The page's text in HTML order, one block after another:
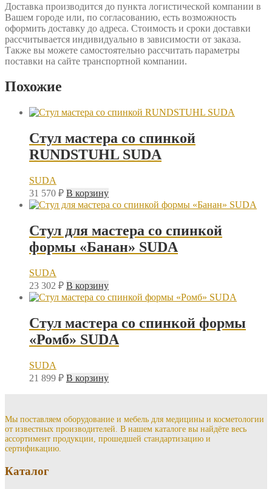
Доставка производится до пункта логистической компании в
Вашем городе или, по согласованию, есть возможность
оформить доставку до адреса. Стоимость и сроки доставки
рассчитывается индивидуально в зависимости от заказа.
Также вы можете самостоятельно рассчитать параметры
поставки на сайте транспортной компании.
Похожие
Стул мастера со спинкой
RUNDSTUHL SUDA
SUDA
31 570 ₽ В корзину
Стул для мастера со спинкой
формы «Банан» SUDA
SUDA
23 302 ₽ В корзину
Стул мастера со спинкой формы
«Ромб» SUDA
SUDA
21 899 ₽ В корзину
Мы поставляем оборудование и мебель для медицины и косметологии
от известных производителей. В нашем каталоге вы найдёте весь
ассортимент продукции, прошедшей стандартизацию и
сертификацию.
Каталог